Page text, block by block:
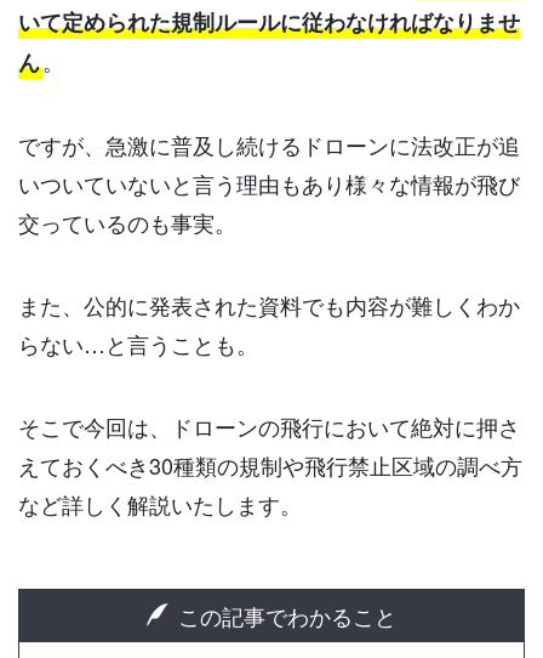
いて定められた規制ルールに従わなければなりませ
ん。
ですが、急激に普及し続けるドローンに法改正が追
いついていないと言う理由もあり様々な情報が飛び
交っているのも事実。
また、公的に発表された資料でも内容が難しくわか
らない…と言うことも。
そこで今回は、ドローンの飛行において絶対に押さ
えておくべき30種類の規制や飛行禁止区域の調べ方
など詳しく解説いたします。
この記事でわかること